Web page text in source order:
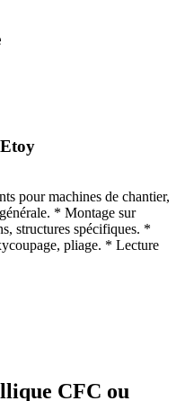
Etoy
pour machines de chantier,
* Montage sur
structures spécifiques. *
pliage. * Lecture
CFC ou